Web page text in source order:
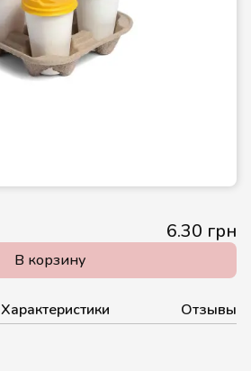
6.30 грн
В корзину
Характеристики
Отзывы